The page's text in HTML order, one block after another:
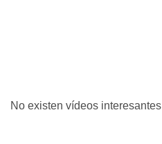
No existen vídeos interesantes